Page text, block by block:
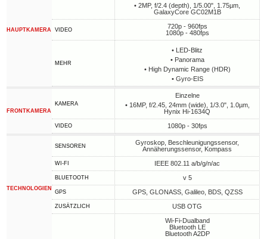
HAUPTKAMERA
• 2MP, f/2.4 (depth), 1/5.00", 1.75µm,
GalaxyCore GC02M1B
VIDEO
720p - 960fps
1080p - 480fps
MEHR
• LED-Blitz
• Panorama
• High Dynamic Range (HDR)
• Gyro-EIS
FRONTKAMERA
KAMERA
Einzelne
• 16MP, f/2.45, 24mm (wide), 1/3.0", 1.0µm,
Hynix Hi-1634Q
VIDEO 1080p - 30fps
TECHNOLOGIEN
SENSOREN
Gyroskop, Beschleunigungssensor,
Annäherungssensor, Kompass
WI-FI IEEE 802.11 a/b/g/n/ac
BLUETOOTH v 5
GPS GPS, GLONASS, Galileo, BDS, QZSS
ZUSÄTZLICH
USB OTG
Wi-Fi-Dualband
Bluetooth LE
Bluetooth A2DP